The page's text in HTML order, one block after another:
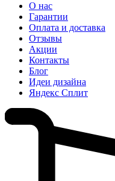
О нас
Гарантии
Оплата и доставка
Отзывы
Акции
Контакты
Блог
Идеи дизайна
Яндекс Сплит